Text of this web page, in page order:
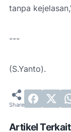
tanpa
---
(S.Yanto).
Artikel Terkait